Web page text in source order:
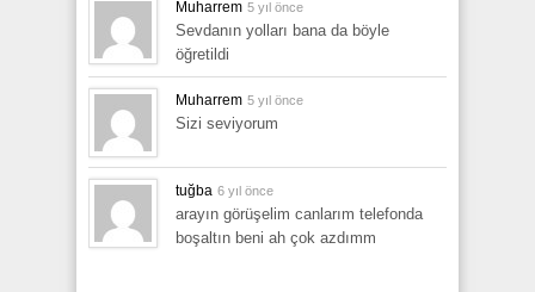
Muharrem 5 yıl önce
Sevdanın yolları bana da böyle
öğretildi
Muharrem 5 yıl önce
Sizi seviyorum
tuğba 6 yıl önce
arayın görüşelim canlarım telefonda
boşaltın beni ah çok azdımm